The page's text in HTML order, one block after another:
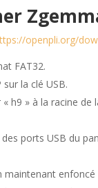
openpli.org/
FAT32.
la clé USB.
h9 » à la racine de
des ports USB du
enfoncé